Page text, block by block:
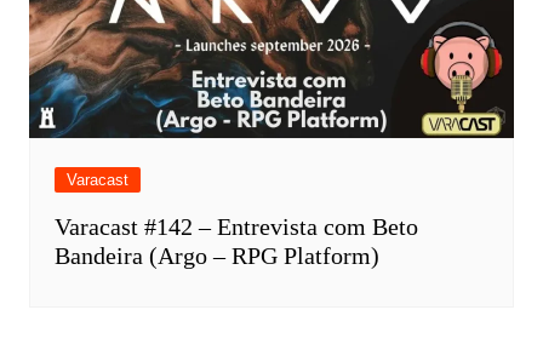
Varacast
Varacast #142 – Entrevista com Beto
Bandeira (Argo – RPG Platform)